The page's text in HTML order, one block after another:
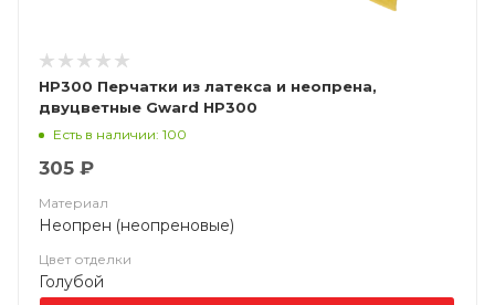
HP300 Перчатки из латекса и неопрена,
двуцветные Gward HP300
Есть в наличии: 100
305 ₽
Материал
Неопрен (неопреновые)
Цвет отделки
Голубой